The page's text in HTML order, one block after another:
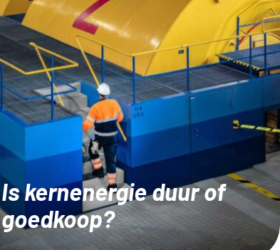
Is kernenergie duur of
goedkoop?